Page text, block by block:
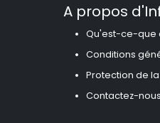
A propos
Qu'est-ce-que
Conditions
Protection de
Contactez-nous